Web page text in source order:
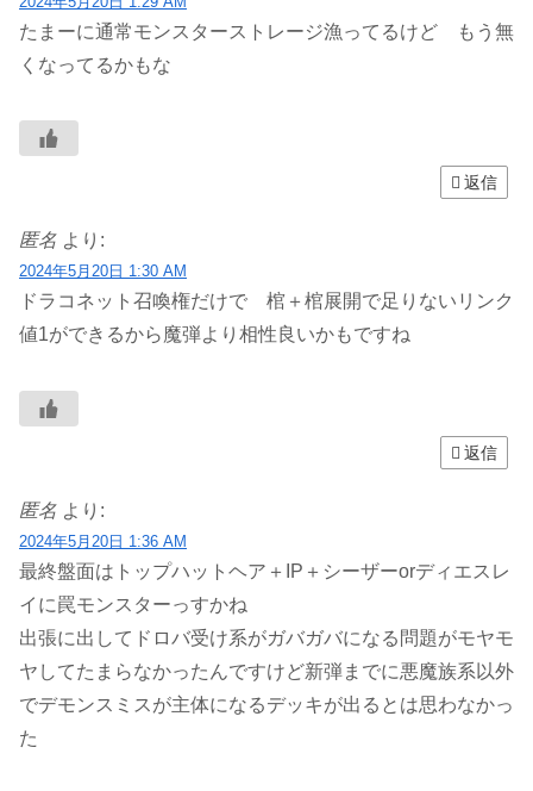
たまーに通常モンスターストレージ漁ってるけど もう無
くなってるかもな
返信
匿名 より:
2024年5月20日 1:30 AM
ドラコネット召喚権だけで 棺＋棺展開で足りないリンク
値1ができるから魔弾より相性良いかもですね
返信
匿名 より:
2024年5月20日 1:36 AM
最終盤面はトップハットヘア＋IP＋シーザーorディエスレ
イに罠モンスターっすかね
出張に出してドロバ受け系がガバガバになる問題がモヤモ
ヤしてたまらなかったんですけど新弾までに悪魔族系以外
でデモンスミスが主体になるデッキが出るとは思わなかっ
た